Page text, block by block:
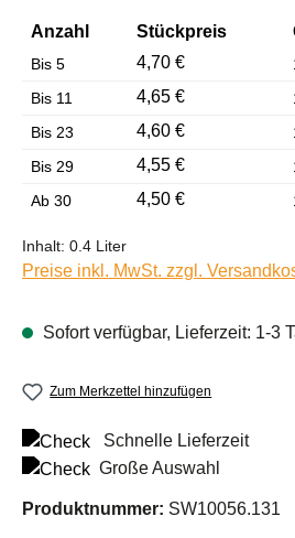
Anzahl Stückpreis
Bis 5 4,70 €
Bis 11 4,65 €
Bis 23 4,60 €
Bis 29 4,55 €
Ab 30 4,50 €
Inhalt: 0.4 Liter
Preise inkl. MwSt. zzgl.
Sofort verfügbar, Lieferzeit: 1-3
Zum Merkzettel hinzufügen
Schnelle Lieferzeit
Große Auswahl
Produktnummer: SW10056.131